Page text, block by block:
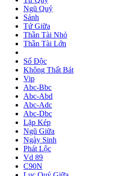
Ngũ Quý
Sảnh
Tứ Giữa
Thần Tài Nhỏ
Thần Tài Lớn
Số Độc
Không Thất Bát
Vip
Abc-Bbc
Abc-Abd
Abc-Adc
Abc-Dbc
Lặp Kép
Ngũ Giữa
Ngày Sinh
Phát Lộc
Vd 89
C90N